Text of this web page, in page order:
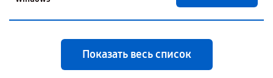
Показать весь список